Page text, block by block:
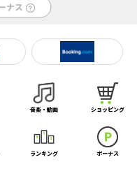
音楽・動画 ショッピング
ランキング ボーナス